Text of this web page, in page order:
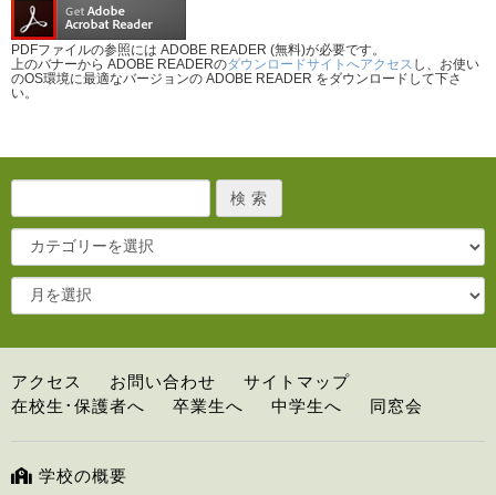
PDFファイルの参照には ADOBE READER (無料)が必要です。
上のバナーから ADOBE READERのダウンロードサイトへアクセス し、お使い
のOS環境に最適なバージョンの ADOBE READER をダウンロードして下さ
い。
アクセス お問い合わせ
サイトマップ
在校生･保護者へ
卒業生へ 中学生へ 同窓会
学校の概要